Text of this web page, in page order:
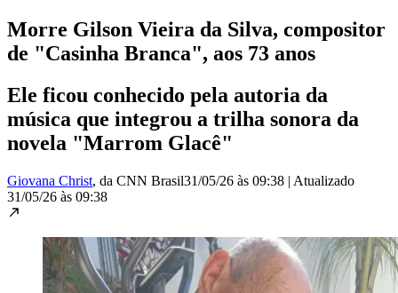
Morre Gilson Vieira da Silva, compositor
de "Casinha Branca", aos 73 anos
Ele ficou conhecido pela autoria da
música que integrou a trilha sonora da
novela "Marrom Glacê"
Giovana Christ, da CNN Brasil31/05/26 às 09:38 | Atualizado
31/05/26 às 09:38